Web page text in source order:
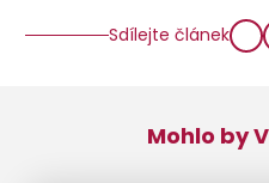
Sdílejte článek
Mohlo by